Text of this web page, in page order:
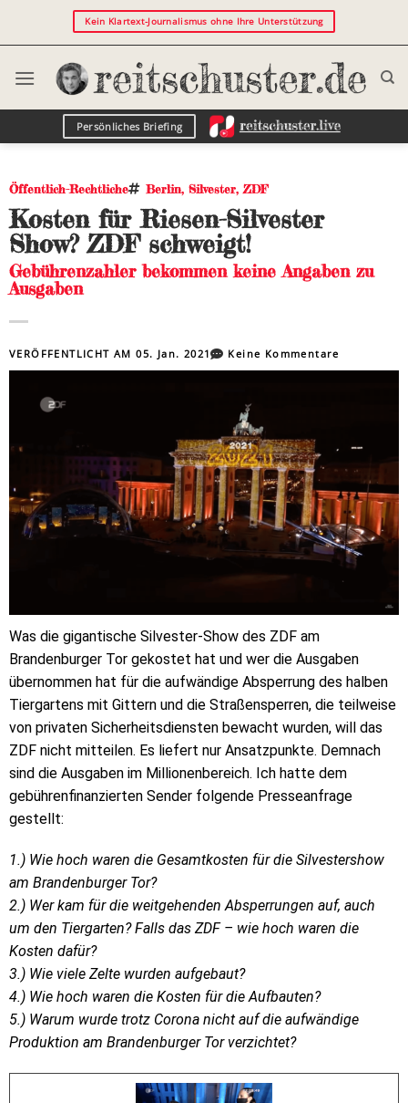
Kein Klartext-Journalismus ohne Ihre Unterstützung
Persönliches Briefing
Öffentlich-Rechtliche Berlin, Silvester, ZDF
Kosten für Riesen-Silvester
Show? ZDF schweigt!
Gebührenzahler bekommen keine Angaben zu
Ausgaben
VERÖFFENTLICHT AM05. Jan. 2021 Keine Kommentare
Was die gigantische Silvester-Show des ZDF am
Brandenburger Tor gekostet hat und wer die Ausgaben
übernommen hat für die aufwändige Absperrung des halben
Tiergartens mit Gittern und die Straßensperren, die teilweise
von privaten Sicherheitsdiensten bewacht wurden, will das
ZDF nicht mitteilen. Es liefert nur Ansatzpunkte. Demnach
sind die Ausgaben im Millionenbereich. Ich hatte dem
gebührenfinanzierten Sender folgende Presseanfrage
gestellt:
1.) Wie hoch waren die Gesamtkosten für die Silvestershow
am Brandenburger Tor?
2.) Wer kam für die weitgehenden Absperrungen auf, auch
um den Tiergarten? Falls das ZDF – wie hoch waren die
Kosten dafür?
3.) Wie viele Zelte wurden aufgebaut?
4.) Wie hoch waren die Kosten für die Aufbauten?
5.) Warum wurde trotz Corona nicht auf die aufwändige
Produktion am Brandenburger Tor verzichtet?